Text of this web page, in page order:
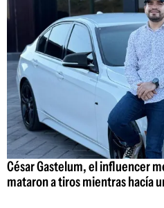
César Gastelum, el influencer
mataron a tiros mientras hacía